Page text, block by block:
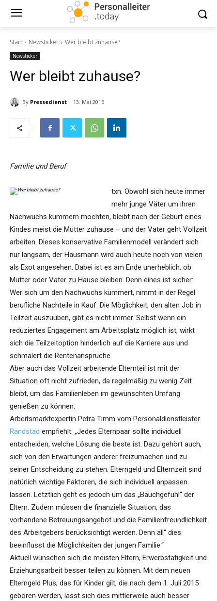
Start Newsticker Wer bleibt zuhause?
Newsticker
Wer bleibt zuhause?
By Pressedienst 13. Mai 2015
Familie und Beruf
txn. Obwohl sich heute immer
mehr junge Väter um ihren
Nachwuchs kümmern möchten, bleibt nach der Geburt eines
Kindes meist die Mutter zuhause – und der Vater geht Vollzeit
arbeiten. Dieses konservative Familienmodell verändert sich
nur langsam, der Hausmann wird auch heute noch von vielen
als Exot angesehen. Dabei ist es am Ende unerheblich, ob
Mutter oder Vater zu Hause bleiben. Denn eines ist sicher:
Wer sich um den Nachwuchs kümmert, nimmt in der Regel
berufliche Nachteile in Kauf. Die Möglichkeit, den alten Job in
Teilzeit auszuüben, gibt es nicht immer. Selbst wenn ein
reduziertes Engagement am Arbeitsplatz möglich ist, wirkt
sich die Teilzeitoption hinderlich auf die Karriere aus und
schmälert die Rentenansprüche.
Aber auch das Vollzeit arbeitende Elternteil ist mit der
Situation oft nicht zufrieden, da regelmäßig zu wenig Zeit
bleibt, um das Familienleben im gewünschten Umfang
genießen zu können.
Arbeitsmarktexpertin Petra Timm vom Personaldienstleister
Randstad empfiehlt: „Jedes Elternpaar sollte individuell
entscheiden, welche Lösung die beste ist. Dazu gehört auch,
sich von den Erwartungen anderer freizumachen und zu
seiner Entscheidung zu stehen. Elterngeld und Elternzeit sind
natürlich wichtige Faktoren, die sich individuell anpassen
lassen. Letztlich geht es jedoch um das „Bauchgefühl“ der
Eltern. Zudem müssen die finanzielle Situation, das
vorhandene Betreuungsangebot und die Familienfreundlichkeit
des Arbeitgebers berücksichtigt werden. Denn all“ dies
beeinflusst die Möglichkeiten der jungen Familie.“
Aktuell wünschen sich die meisten Eltern, Erwerbstätigkeit und
Erziehungsarbeit besser teilen zu können. Mit dem neuen
Elterngeld Plus, das für Kinder gilt, die nach dem 1. Juli 2015
geboren werden, lässt sich dies mittlerweile auch besser